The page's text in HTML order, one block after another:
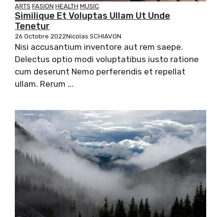
ARTS FASION HEALTH MUSIC
Similique Et Voluptas Ullam Ut Unde
Tenetur
26 Octobre 2022Nicolas SCHIAVON
Nisi accusantium inventore aut rem saepe.
Delectus optio modi voluptatibus iusto ratione
cum deserunt Nemo perferendis et repellat
ullam. Rerum ...